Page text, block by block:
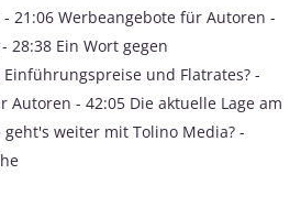
21:06 Werbeangebote für Autoren -
28:38 Ein Wort gegen
und Flatrates? -
- 42:05 Die aktuelle Lage am
geht's weiter mit Tolino Media? -